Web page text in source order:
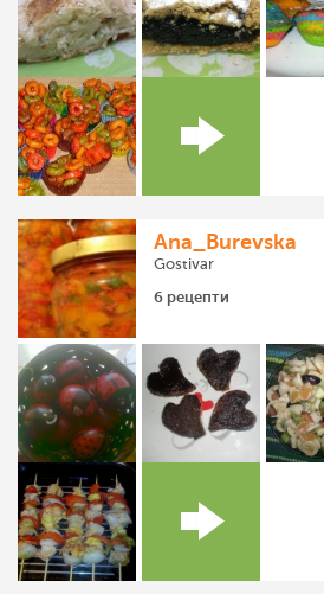
Ana_Burevska
Gostivar
6 рецепти